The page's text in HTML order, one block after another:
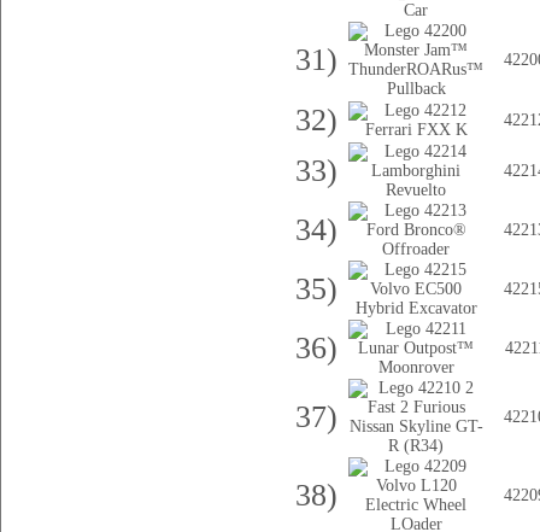
31)
32)
33)
34)
35)
36)
37)
38)